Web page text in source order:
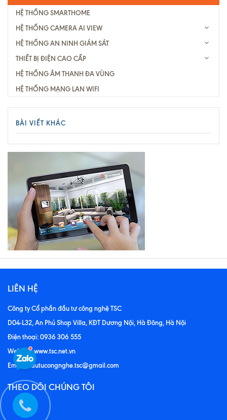
HỆ THỐNG SMARTHOME
HỆ THỐNG CAMERA AI VIEW
HỆ THỐNG AN NINH GIÁM SÁT
THIẾT BỊ ĐIỆN CAO CẦP
HỆ THỐNG ÂM THANH ĐA VÙNG
HỆ THỐNG MẠNG LAN WIFI
BÀI VIẾT KHÁC
LIÊN HỆ
Công ty Cổ phần đầu tư công nghệ TSC
D04-L32, An Phú Shop Villa, KĐT Dương Nội, Hà Đông, Hà Nội
Điện thoại: 0936 306 555
Website: www.tsc.net.vn
Email: dautucongnghe.tsc@gmail.com
THEO DÕI CHÚNG TÔI